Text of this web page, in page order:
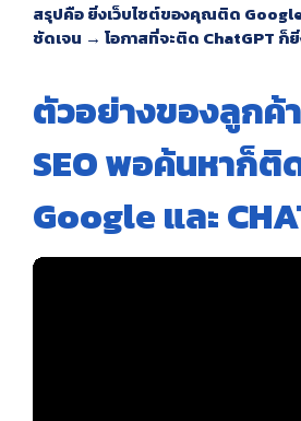
สรุปคือ ยิ่งเว็บไซต์ของคุณติด
ชัดเจน → โอกาสที่จะติด ChatGPT ก็
ตัวอย่างของลูกค้
SEO พอค้นหาก็ติ
Google และ